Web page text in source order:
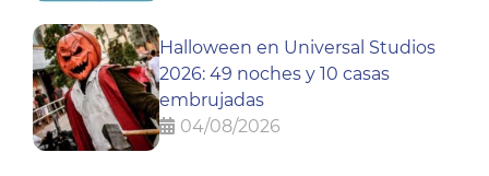
Halloween en Universal Studios
2026: 49 noches y 10 casas
embrujadas
04/08/2026